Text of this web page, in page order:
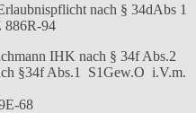
nach § 34dAbs 1
886R-94
IHK nach § 34f Abs.2
§34f Abs.1 S1Gew.O i.V.m.
68